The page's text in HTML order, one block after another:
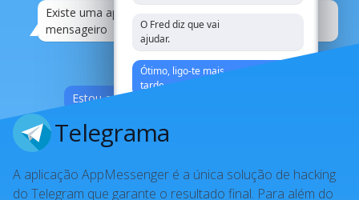
Existe uma aplicação para piratear qualquer
mensageiro
É isso mesmo
Estou a mudar para o correio de pombo
acordado
O Fred diz que vai
ajudar.
Ótimo, ligo-te mais
tarde
Telegrama
A aplicação AppMessenger é a única solução de hacking
do Telegram que garante o resultado final. Para além do